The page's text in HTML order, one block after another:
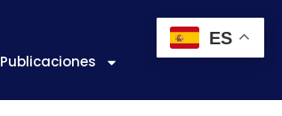
Publicaciones
ES